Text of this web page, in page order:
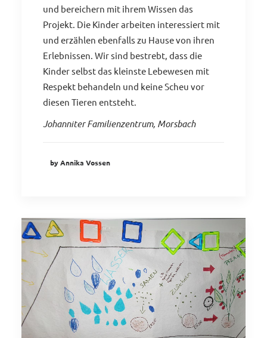
und bereichern mit ihrem Wissen das
Projekt. Die Kinder arbeiten interessiert mit
und erzählen ebenfalls zu Hause von ihren
Erlebnissen. Wir sind bestrebt, dass die
Kinder selbst das kleinste Lebewesen mit
Respekt behandeln und keine Scheu vor
diesen Tieren entsteht.
Johanniter Familienzentrum, Morsbach
by Annika Vossen